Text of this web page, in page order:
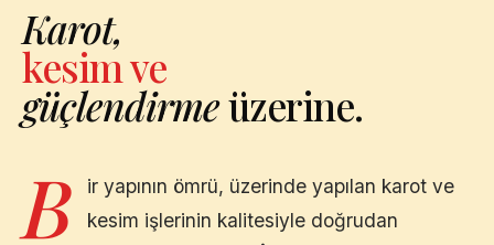
Karot,
kesim ve
güçlendirmeüzerine.
B
ir yapının ömrü, üzerinde yapılan karot ve
kesim işlerinin kalitesiyle doğrudan